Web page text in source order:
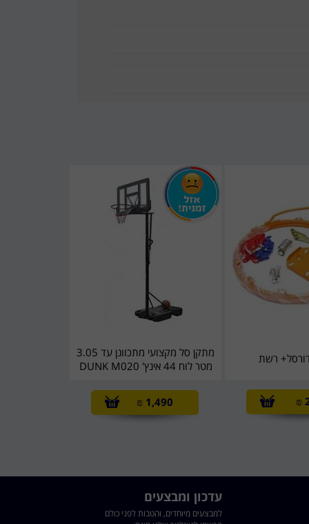
רשת
₪
מתקן סל מקצועי מתכוונן עד 3.05
מטר לוח 44 אינץ' DUNK M020
1,490
₪
עדכון ומבצעים
למבצעים מיוחדים, והטבות לפני כולם